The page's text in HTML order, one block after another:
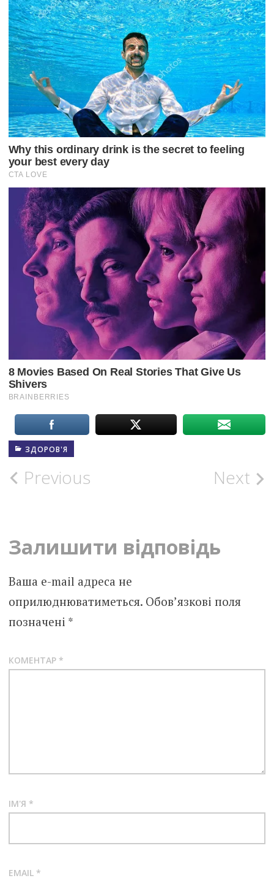
ЗДОРОВ'Я
Post
Previous Next
Залишити відповідь
Ваша e-mail адреса не
оприлюднюватиметься. Обов’язкові поля
позначені *
КОМЕНТАР *
ІМ'Я *
EMAIL *